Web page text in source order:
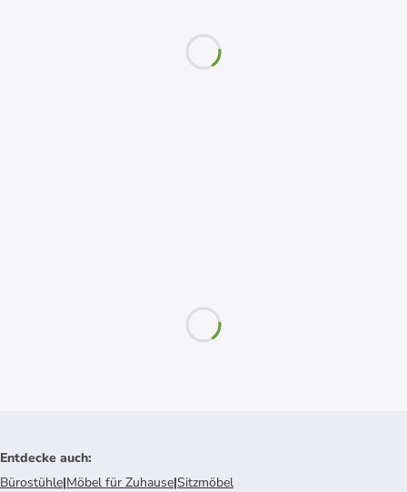
Entdecke auch:
Bürostühle|Möbel für Zuhause|Sitzmöbel